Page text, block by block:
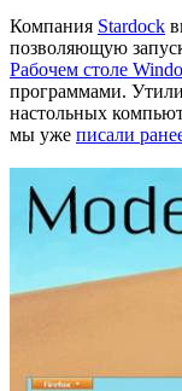
Компания Stardock
позволяющую
Рабочем столе
программами.
настольных
мы уже писали